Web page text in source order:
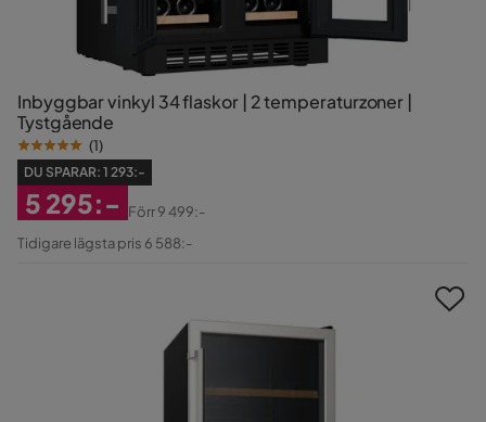
Inbyggbar vinkyl 34 flaskor | 2 temperaturzoner |
Tystgående
(1)
DU SPARAR: 1 293:-
Rabatterat
5 295:-
Original
Förr9 499:-
Tidigare lägsta pris 6 588:-